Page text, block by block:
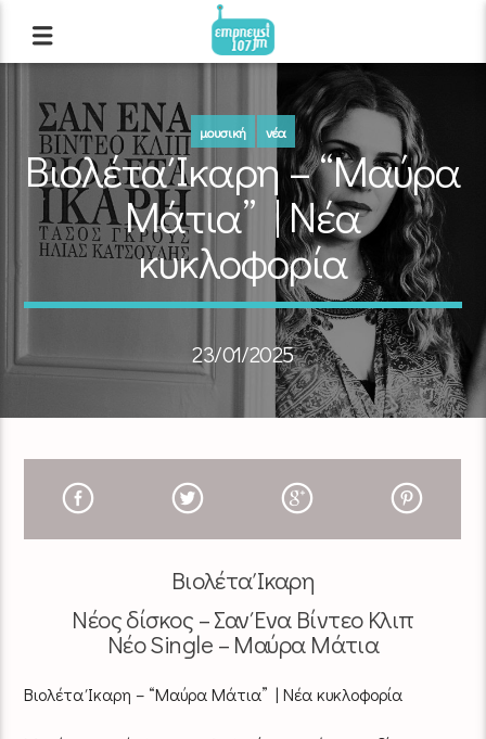
μουσική νέα
Βιολέτα Ίκαρη – “Μαύρα
Μάτια” | Νέα
κυκλοφορία
23/01/2025
Βιολέτα Ίκαρη
Νέος δίσκος – Σαν Ένα Βίντεο Κλιπ
Νέο Single – Μαύρα Μάτια
Βιολέτα Ίκαρη – “Μαύρα Μάτια” | Νέα κυκλοφορία